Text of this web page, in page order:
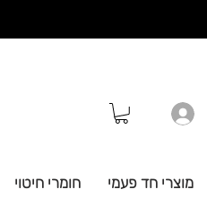
מוצרי חד פעמי חומרי חיטוי